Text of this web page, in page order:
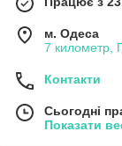
м. Одеса
7 километр,
Контакти
Сьогодні
Показати